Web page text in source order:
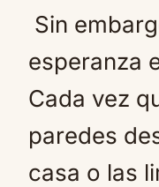
Sin
esperanza
Cada vez
paredes
casa o las